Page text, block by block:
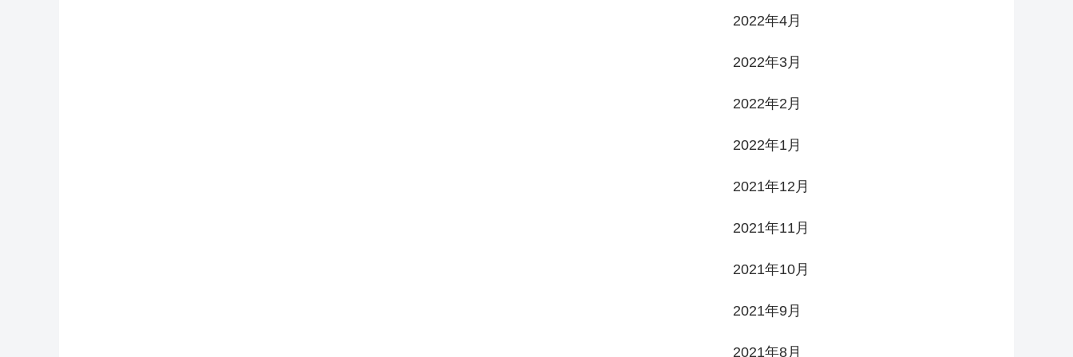
2022年4月
2022年3月
2022年2月
2022年1月
2021年12月
2021年11月
2021年10月
2021年9月
2021年8月